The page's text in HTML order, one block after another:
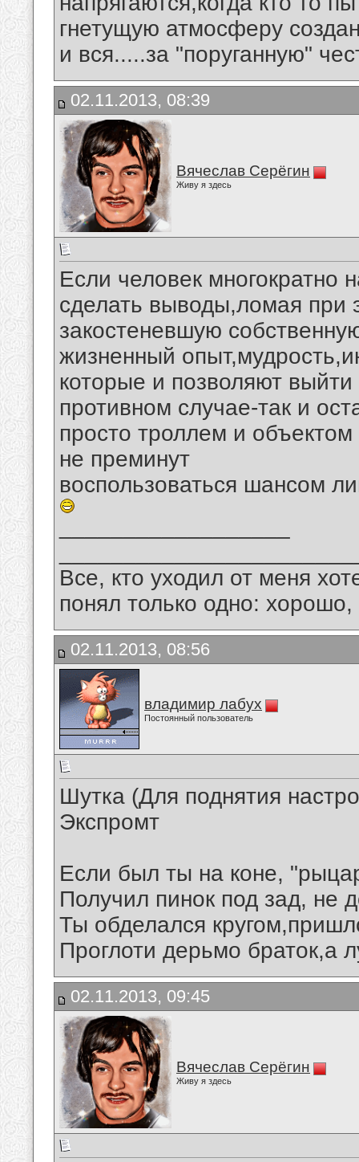
гнетущую атмосферу
и вся.....за "поруганную"
02.11.2013, 08:39
Вячеслав Серёгин
Живу я здесь
Если человек многократно
сделать выводы,ломая при
закостеневшую
жизненный
которые и позволяют
противном случае-так и
просто троллем и
не преминут
воспользоваться шансом
Все, кто уходил от меня
понял только одно:
02.11.2013, 08:56
владимир лабух
Постоянный пользователь
Шутка (Для поднятия
Экспромт
Если был ты на коне,
Получил пинок под зад, не
Ты обделался
Проглоти дерьмо браток,а
02.11.2013, 09:45
Вячеслав Серёгин
Живу я здесь